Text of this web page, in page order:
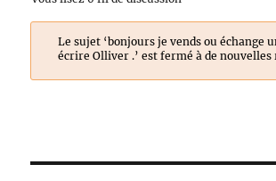
Le sujet ‘bonjours je vends ou échange
écrire Olliver .’ est fermé à de nouvelles